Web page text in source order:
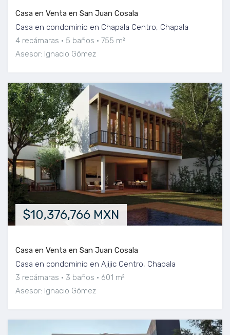
Casa en Venta en San Juan Cosala
Casa en condominio en Chapala Centro, Chapala
4 recámaras
5 baños
755 m²
Asesor: Ignacio Gómez
$10,376,766 MXN
Casa en Venta en San Juan Cosala
Casa en condominio en Ajijic Centro, Chapala
3 recámaras
3 baños
601 m²
Asesor: Ignacio Gómez